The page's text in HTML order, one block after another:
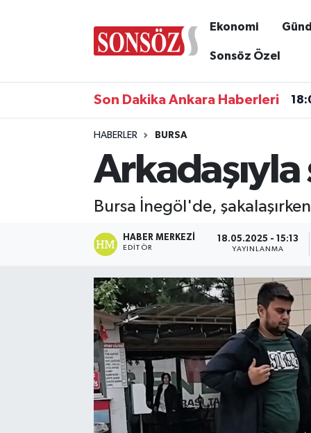
Ekonomi
Sonsöz Özel
Son Dakika Ankara Haberleri
HABERLER BURSA
Arkadaşıyla
Bursa İnegöl'de,
HABER MERKEZI
EDITÖR
18.05.2025 - 15:13
YAYINLANMA
Ankara Nöbetçi Eczaneler
Ankara Trafik Yoğunluk Haritası
Süper Lig Puan Durumu ve Fikstür
Haber Arşivi